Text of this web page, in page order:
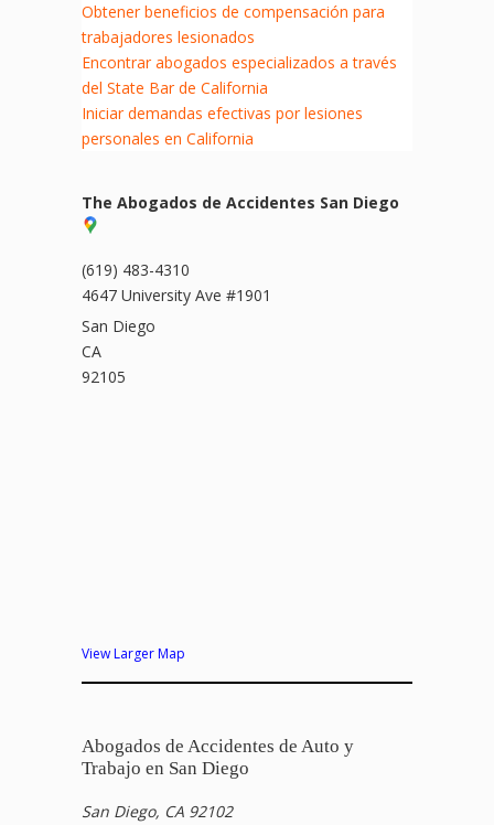
Obtener beneficios de compensación para
trabajadores lesionados
Encontrar abogados especializados a través
del State Bar de California
Iniciar demandas efectivas por lesiones
personales en California
The Abogados de Accidentes San Diego
(619) 483-4310
4647 University Ave #1901
San Diego
CA
92105
View Larger Map
Abogados de Accidentes de Auto y
Trabajo en San Diego
San Diego, CA 92102